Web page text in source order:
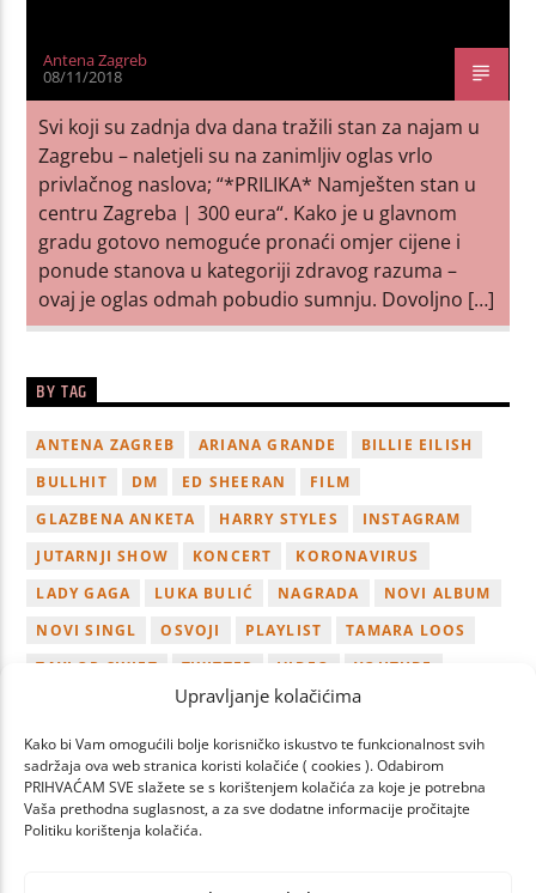
Upravljanje kolačićima
Kako bi Vam omogućili bolje korisničko iskustvo te funkcionalnost svih
sadržaja ova web stranica koristi kolačiće ( cookies ). Odabirom
PRIHVAĆAM SVE slažete se s korištenjem kolačića za koje je potrebna
Vaša prethodna suglasnost, a za sve dodatne informacije pročitajte
Politiku korištenja kolačića.
Antena Zagreb
08/11/2018
Svi koji su zadnja dva dana tražili stan za najam u
Zagrebu – naletjeli su na zanimljiv oglas vrlo
privlačnog naslova; “*PRILIKA* Namješten stan u
centru Zagreba | 300 eura“. Kako je u glavnom
gradu gotovo nemoguće pronaći omjer cijene i
ponude stanova u kategoriji zdravog razuma –
ovaj je oglas odmah pobudio sumnju. Dovoljno […]
BY TAG
ANTENA ZAGREB ARIANA GRANDE
BILLIE EILISH
BULLHIT
DM ED SHEERAN
FILM
GLAZBENA ANKETA
HARRY STYLES
INSTAGRAM
JUTARNJI SHOW
KONCERT
KORONAVIRUS
LADY GAGA
LUKA BULIĆ NAGRADA
NOVI ALBUM
NOVI SINGL
OSVOJI PLAYLIST
TAMARA LOOS
TAYLOR SWIFT
TWITTER VIDEO
YOUTUBE